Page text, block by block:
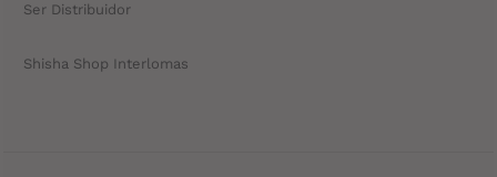
Ser Distribuidor
Shisha Shop Interlomas